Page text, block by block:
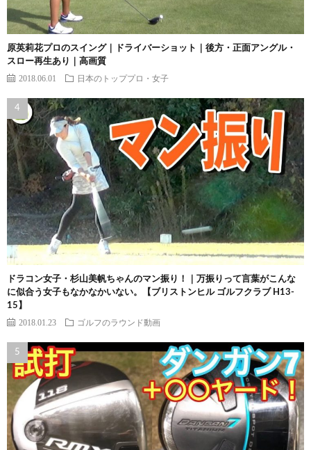
原英莉花プロのスイング｜ドライバーショット｜後方・正面アングル・
スロー再生あり｜高画質
2018.06.01 日本のトッププロ・女子
ドラコン女子・杉山美帆ちゃんのマン振り！｜万振りって言葉がこんな
に似合う女子もなかなかいない。【ブリストンヒル ゴルフクラブ H13-
15】
2018.01.23 ゴルフのラウンド動画